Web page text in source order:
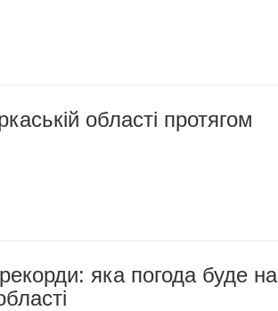
області протягом
яка погода буде на